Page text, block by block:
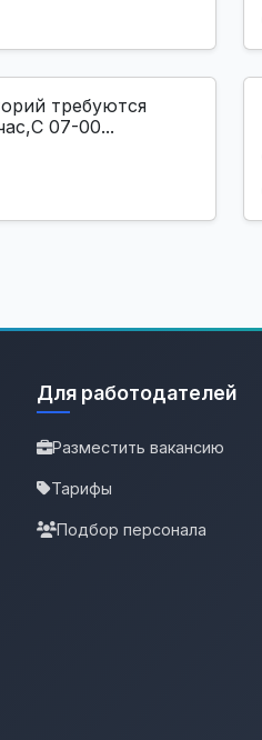
требуются
07-00...
Для работодателей
Разместить вакансию
Тарифы
Подбор персонала